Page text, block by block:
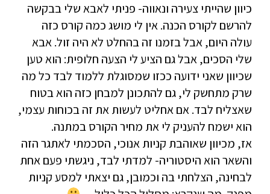
כיוון שהייתי צעירה ונאווה- פניתי לאבא שלי בבקשה
להרשם לקורס הכנה. אין לי מושג כמה קורס כזה
עולה היום, אבל בזמנו זה בהחלט לא היה זול. אבא
שלי הסכים, אבל גם הציע לי הצעה חלופית: הוא טען
שכיוון שאני ידועה ככזו שמסוגלת ללמוד לבד כל מה
שרק מתחשק לי, גם להתכונן למבחן כזה הוא בטוח
שאצליח לבד. אם אחליט לעשות את זה בכוחות עצמי,
הוא ישמח להעניק לי את מחיר הקורס במתנה.
אז, מכיוון שאוהבת קניות אנוכי, הסכמתי לאתגר הזה
והשאר הוא היסטוריה- למדתי לבד, ניגשתי פעם אחת
לבחינה, הצלחתי בה וכמובן, גם יצאתי למסע קניות